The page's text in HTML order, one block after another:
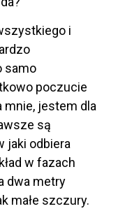
i
samo
poczucie
mnie, jestem dla
są
jaki odbiera
w fazach
dwa metry
małe szczury.